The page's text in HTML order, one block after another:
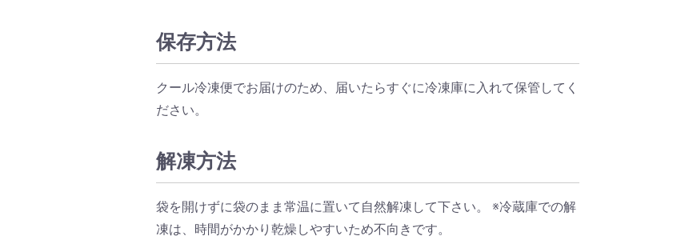
保存方法
クール冷凍便でお届けのため、届いたらすぐに冷凍庫に入れて保管してく
ださい。
解凍方法
袋を開けずに袋のまま常温に置いて自然解凍して下さい。 ※冷蔵庫での解
凍は、時間がかかり乾燥しやすいため不向きです。